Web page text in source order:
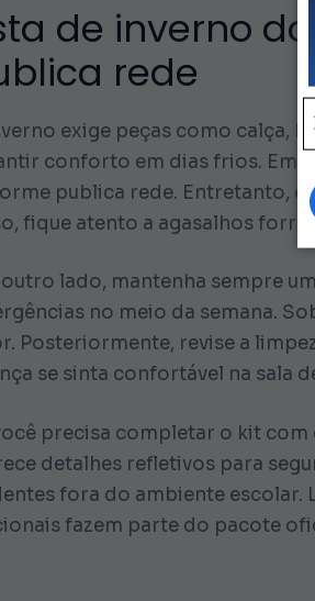
de inverno
rede
exige peças como calça,
conforto em dias frios. Em
publica rede. Entretanto,
fique atento a agasalhos
lado, mantenha sempre
no meio da semana.
Posteriormente, revise a
se sinta confortável na sala
precisa completar o kit
detalhes refletivos para
fora do ambiente escolar.
fazem parte do pacote